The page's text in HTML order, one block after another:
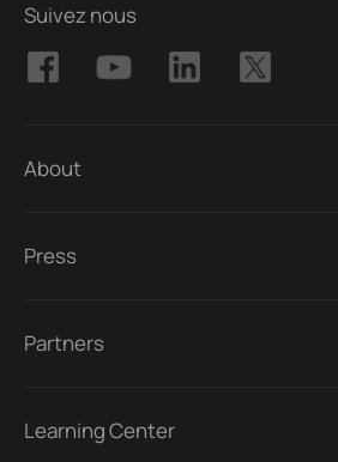
Suivez nous
About
Press
Partners
Learning Center